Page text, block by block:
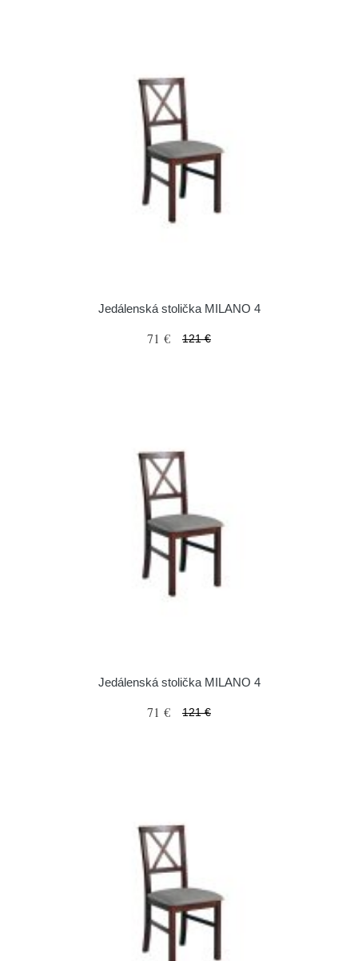
Jedálenská stolička MILANO 4
71 € 121 €
Jedálenská stolička MILANO 4
71 € 121 €